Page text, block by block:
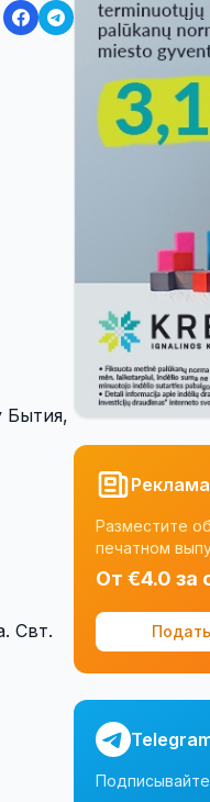
Бытия,
Свт.
Разместите
печатном
От €4.0 за